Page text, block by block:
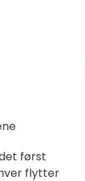
først
flytter